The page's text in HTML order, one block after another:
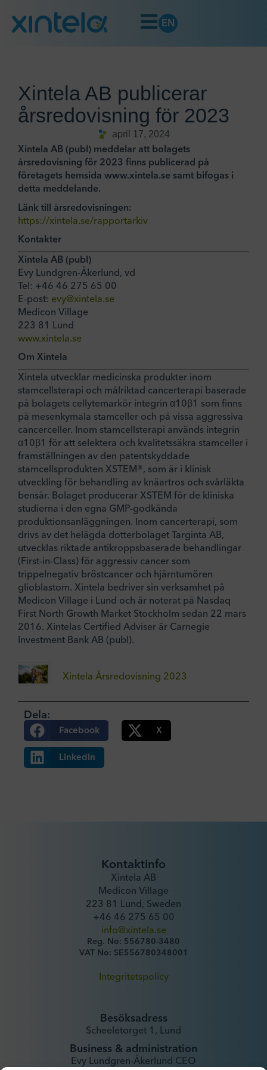
EN
Xintela AB publicerar
årsredovisning för 2023
april 17, 2024
Xintela AB (publ) meddelar att bolagets
årsredovisning för 2023 finns publicerad på
företagets hemsida www.xintela.se samt bifogas i
detta meddelande.
Länk till årsredovisningen:
https://xintela.se/rapportarkiv
Kontakter
Xintela AB (publ)
Evy Lundgren-Åkerlund, vd
Tel: +46 46 275 65 00
E-post: evy@xintela.se
Medicon Village
223 81 Lund
www.xintela.se
Om Xintela
Xintela utvecklar medicinska produkter inom
stamcellsterapi och målriktad cancerterapi baserade
på bolagets cellytemarkör integrin α10β1 som finns
på mesenkymala stamceller och på vissa aggressiva
cancerceller. Inom stamcellsterapi används integrin
α10β1 för att selektera och kvalitetssäkra stamceller i
framställningen av den patentskyddade
stamcellsprodukten XSTEM®, som är i klinisk
utveckling för behandling av knäartros och svårläkta
bensår. Bolaget producerar XSTEM för de kliniska
studierna i den egna GMP-godkända
produktionsanläggningen. Inom cancerterapi, som
drivs av det helägda dotterbolaget Targinta AB,
utvecklas riktade antikroppsbaserade behandlingar
(First-in-Class) för aggressiv cancer som
trippelnegativ bröstcancer och hjärntumören
glioblastom. Xintela bedriver sin verksamhet på
Medicon Village i Lund och är noterat på Nasdaq
First North Growth Market Stockholm sedan 22 mars
2016. Xintelas Certified Adviser är Carnegie
Investment Bank AB (publ).
Xintela Årsredovisning 2023
Dela:
Facebook X
LinkedIn
Kontaktinfo
Xintela AB
Medicon Village
223 81 Lund, Sweden
+46 46 275 65 00
info@xintela.se
Reg. No: 556780-3480
VAT No: SE556780348001
Integritetspolicy
Besöksadress
Scheeletorget 1, Lund
Business & administration
Evy Lundgren-Åkerlund CEO